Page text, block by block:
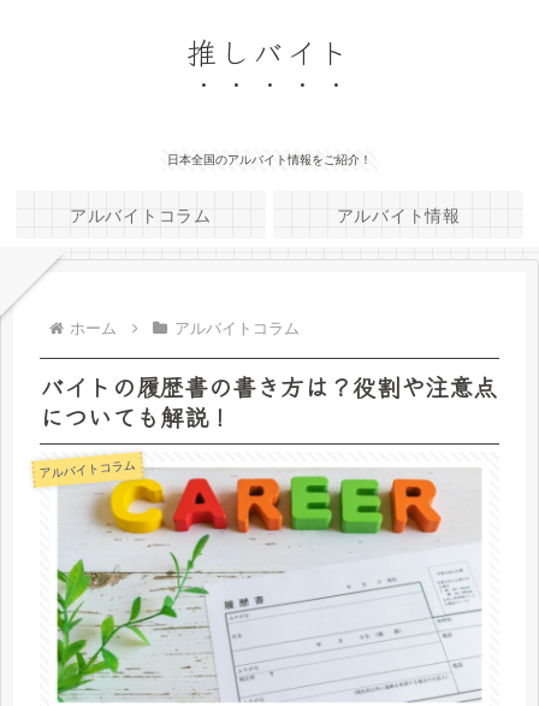
推しバイト
日本全国のアルバイト情報をご紹介！
アルバイトコラム アルバイト情報
ホーム アルバイトコラム
バイトの履歴書の書き方は？役割や注意点
についても解説！
アルバイトコラム